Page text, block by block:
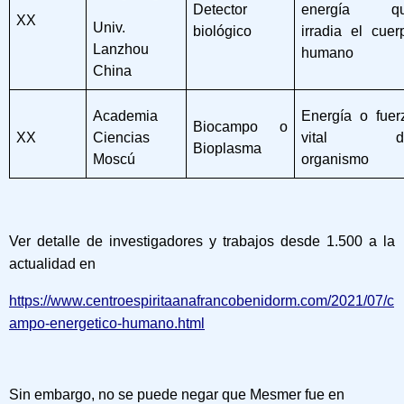
XX
Univ.
Lanzhou
China
Detector
biológico
energía
irradia el
humano
XX
Academia
Ciencias
Moscú
Biocampo o
Bioplasma
Energía o
vital
organismo
Ver detalle de investigadores y trabajos desde 1.500 a la
actualidad en
https://www.centroespiritaanafrancobenidorm.com/2021/07/c
ampo-energetico-humano.html
Sin embargo, no se puede negar que Mesmer fue en